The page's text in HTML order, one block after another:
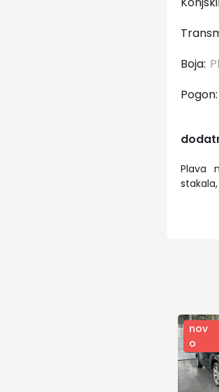
Boja:
Pogon:
Plava
nov
o